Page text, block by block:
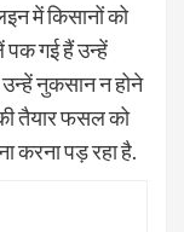
में किसानों को
पक गई हैं उन्हें
उन्हें नुकसान न होने
तैयार फसल को
करना पड़ रहा है.